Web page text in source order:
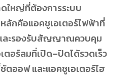
ใหญ่ที่ต้องการระบบ
ลักคือแอคชูเอเตอร์ไฟฟ้าที่
ละรองรับสัญญาณควบคุม
ตอร์ลมที่เปิด–ปิดได้รวดเร็ว
ตออฟ และแอคชูเอเตอร์ไฮ